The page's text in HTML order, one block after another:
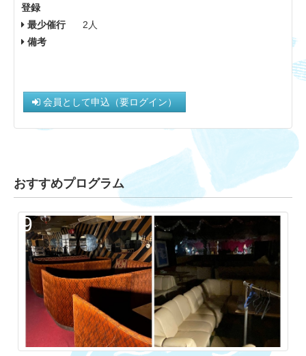
登録
最少催行
2人
備考
会員として申込（要ログイン）
おすすめプログラム
9